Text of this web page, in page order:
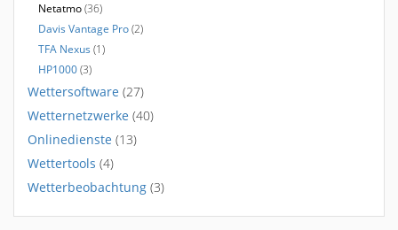
Netatmo(36)
Davis Vantage Pro(2)
TFA Nexus (1)
HP1000(3)
Wettersoftware (27)
Wetternetzwerke (40)
Onlinedienste (13)
Wettertools (4)
Wetterbeobachtung (3)